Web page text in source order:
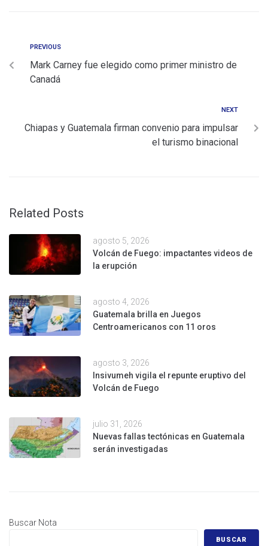
PREVIOUS
Mark Carney fue elegido como primer ministro de
Canadá
NEXT
Chiapas y Guatemala firman convenio para impulsar
el turismo binacional
Related Posts
agosto 5, 2026
Volcán de Fuego: impactantes videos de
la erupción
agosto 4, 2026
Guatemala brilla en Juegos
Centroamericanos con 11 oros
agosto 3, 2026
Insivumeh vigila el repunte eruptivo del
Volcán de Fuego
julio 31, 2026
Nuevas fallas tectónicas en Guatemala
serán investigadas
Buscar Nota
BUSCAR